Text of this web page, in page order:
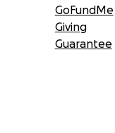
GoFundMe
Giving
Guarantee